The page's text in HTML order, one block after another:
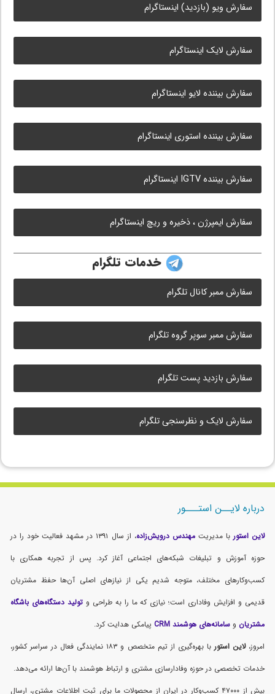
سفارش ویو (بازدید) اینستاگرام
سفارش لایک اینستاگرام
سفارش بیننده لایو اینستاگرام
سفارش بیننده استوری اینستاگرام
سفارش بیننده IGTV اینستاگرام
سفارش ایمپرژن ، ذخیره و ریچ اینستاگرام
خدمات تلگرام
سفارش ممبر کانال تلگرام
سفارش ممبر سوپر گروه تلگرام
سفارش بازدید پست تلگرام
سفارش لایک و نظرسنجی تلگرام